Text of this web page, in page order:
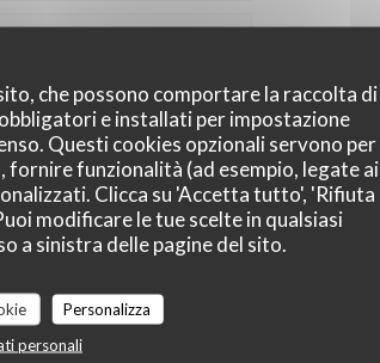
che possono comportare la raccolta di
e installati per impostazione
Questi cookies opzionali servono per
fornire funzionalità (ad esempio, legate ai
Clicca su 'Accetta tutto', 'Rifiuta
modificare le tue scelte in qualsiasi
a sinistra delle pagine del sito.
Personalizza
personali
: 3/5 Qualità / Prezzo:2 /5